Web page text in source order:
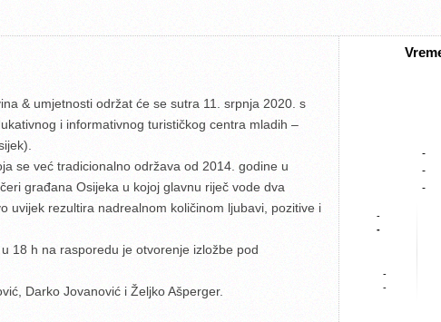
& umjetnosti održat će se sutra 11. srpnja 2020. s
i informativnog turističkog centra mladih –
se već tradicionalno održava od 2014. godine u
građana Osijeka u kojoj glavnu riječ vode dva
uvijek rezultira nadrealnom količinom ljubavi, pozitive i
18 h na rasporedu je otvorenje izložbe pod
Darko Jovanović i Željko Ašperger.
-
-
-
-
-
-
-